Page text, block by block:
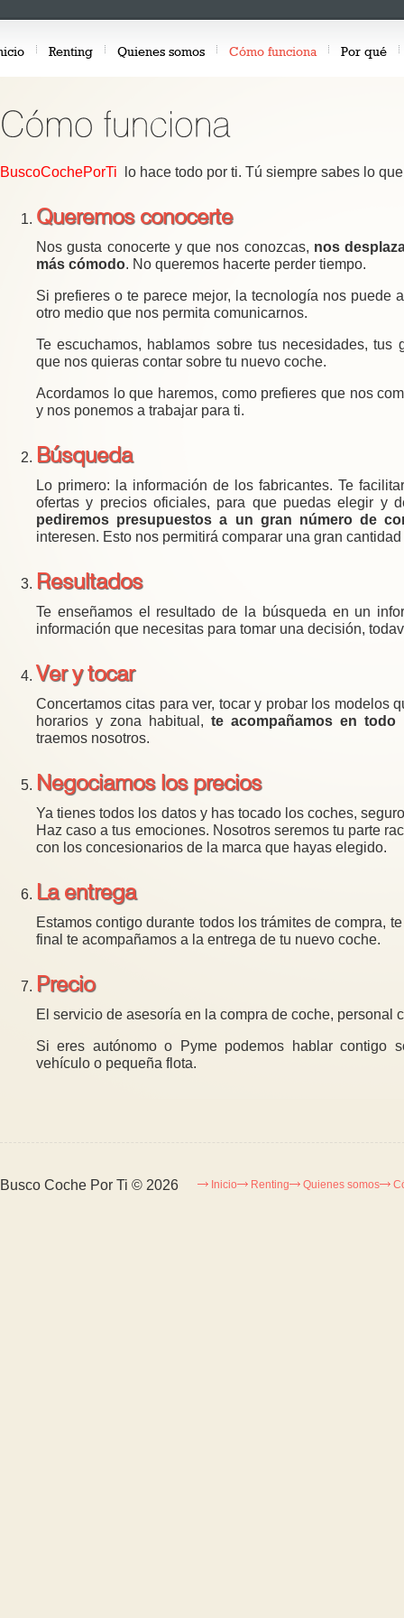
Renting Quienes somos Cómo funciona Por qué
BuscoCochePorTi lo hace todo por ti. Tú siempre sabes lo
Queremos conocerte
Nos gusta conocerte y que nos conozcas, nos
más cómodo. No queremos hacerte perder tiempo.
Si prefieres o te parece mejor, la tecnología nos puede
otro medio que nos permita comunicarnos.
Te escuchamos, hablamos sobre tus necesidades,
que nos quieras contar sobre tu nuevo coche.
Acordamos lo que haremos, como prefieres que nos
y nos ponemos a trabajar para ti.
Búsqueda
Lo primero: la información de los fabricantes. Te
ofertas y precios oficiales, para que puedas elegir y
pediremos presupuestos a un gran número de
interesen. Esto nos permitirá comparar una gran
Resultados
Te enseñamos el resultado de la búsqueda en un
información que necesitas para tomar una decisión,
Ver y tocar
Concertamos citas para ver, tocar y probar los modelos
horarios y zona habitual,te acompañamos en todo
traemos nosotros.
Negociamos los precios
Ya tienes todos los datos y has tocado los coches,
Haz caso a tus emociones. Nosotros seremos tu parte
con los concesionarios de la marca que hayas elegido.
La entrega
Estamos contigo durante todos los trámites de compra,
final te acompañamos a la entrega de tu nuevo coche.
Precio
El servicio de asesoría en la compra de coche, personal
Si eres autónomo o Pyme podemos hablar contigo
vehículo o pequeña flota.
Inicio Renting Quienes somos
Busco Coche Por Ti © 2026